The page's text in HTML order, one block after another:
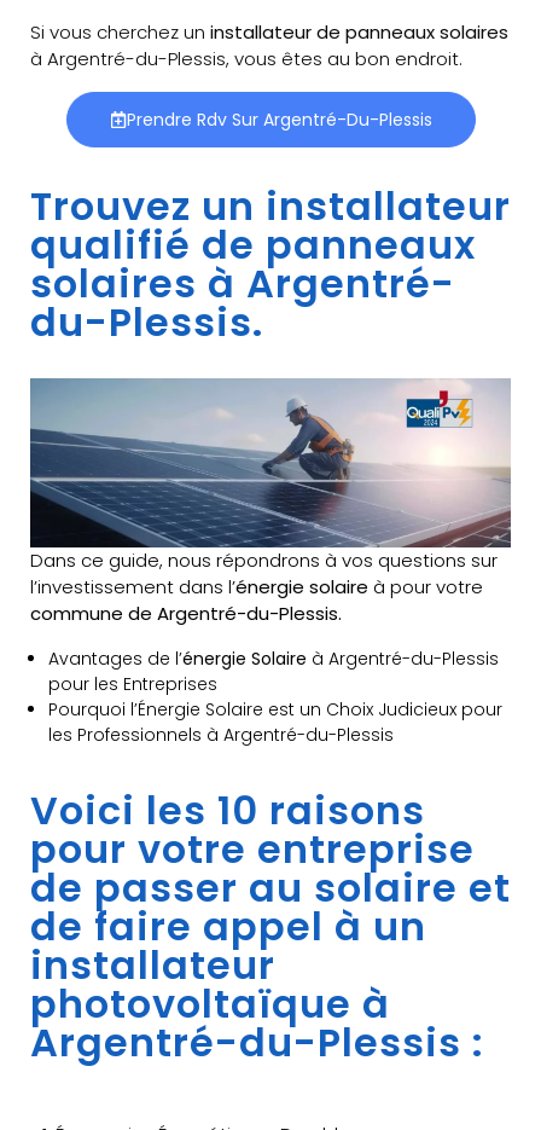
Si vous cherchez un installateur de panneaux solaires
à Argentré-du-Plessis, vous êtes au bon endroit.
Prendre Rdv Sur Argentré-Du-Plessis
Trouvez un installateur
qualifié de panneaux
solaires à Argentré-
du-Plessis.
Dans ce guide, nous répondrons à vos questions sur
l’investissement dans l’énergie solaire à pour votre
commune de Argentré-du-Plessis.
Avantages de l’énergie Solaire à Argentré-du-Plessis
pour les Entreprises
Pourquoi l’Énergie Solaire est un Choix Judicieux pour
les Professionnels à Argentré-du-Plessis
Voici les 10 raisons
pour votre entreprise
de passer au solaire et
de faire appel à un
installateur
photovoltaïque à
Argentré-du-Plessis :